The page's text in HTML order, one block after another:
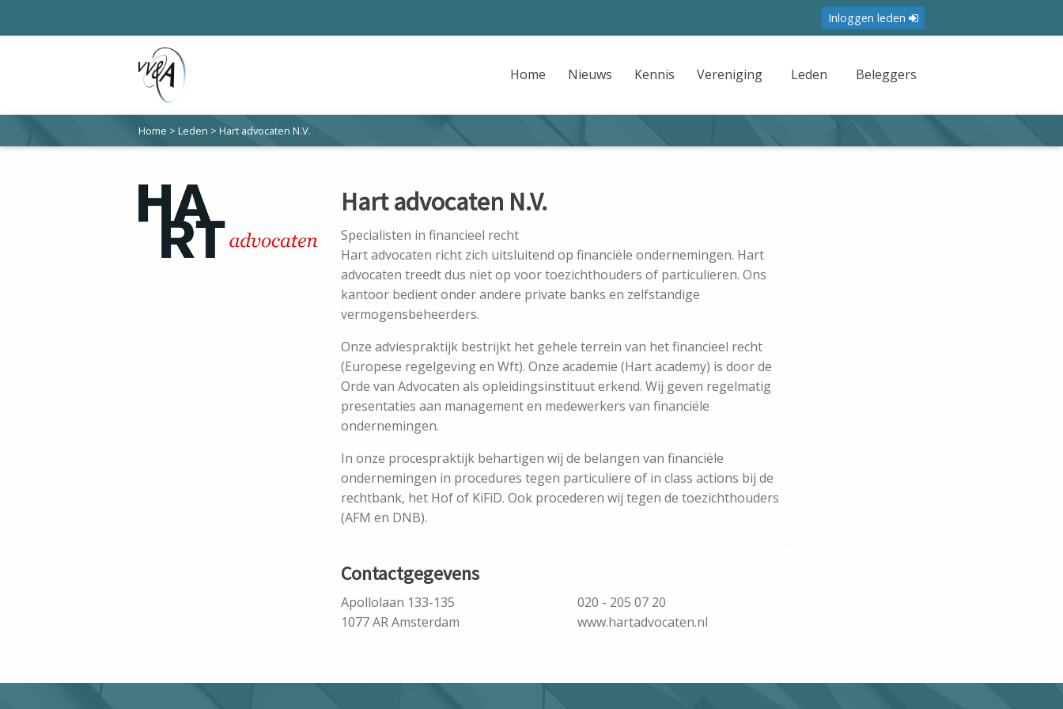
Inloggen leden
Home Nieuws Kennis Vereniging Leden Beleggers
Home > Leden > Hart advocaten N.V.
Hart advocaten N.V.
Specialisten in financieel recht
Hart advocaten richt zich uitsluitend op financiële ondernemingen. Hart
advocaten treedt dus niet op voor toezichthouders of particulieren. Ons
kantoor bedient onder andere private banks en zelfstandige
vermogensbeheerders.
Onze adviespraktijk bestrijkt het gehele terrein van het financieel recht
(Europese regelgeving en Wft). Onze academie (Hart academy) is door de
Orde van Advocaten als opleidingsinstituut erkend. Wij geven regelmatig
presentaties aan management en medewerkers van financiële
ondernemingen.
In onze procespraktijk behartigen wij de belangen van financiële
ondernemingen in procedures tegen particuliere of in class actions bij de
rechtbank, het Hof of KiFiD. Ook procederen wij tegen de toezichthouders
(AFM en DNB).
Contactgegevens
Apollolaan 133-135
1077 AR Amsterdam
020 - 205 07 20
www.hartadvocaten.nl